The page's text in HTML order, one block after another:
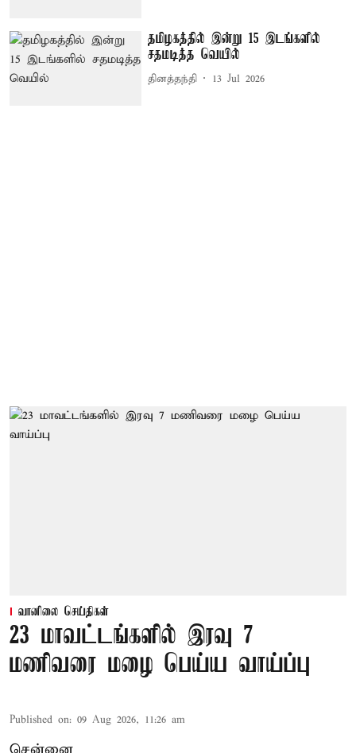
தமிழகத்தில் இன்று 15 இடங்களில்
சதமடித்த வெயில்
தினத்தந்தி 13 Jul 2026
வானிலை செய்திகள்
23 மாவட்டங்களில் இரவு 7
மணிவரை மழை பெய்ய வாய்ப்பு
Published on: 09 Aug 2026, 11:26 am